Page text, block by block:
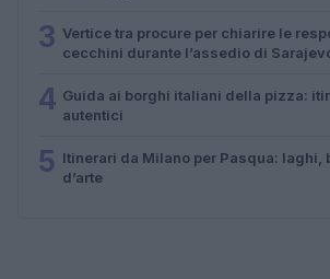
3 Vertice tra procure per chiarire le
cecchini durante l’assedio di
4 Guida ai borghi italiani della pizza:
autentici
5 Itinerari da Milano per Pasqua: laghi,
d’arte